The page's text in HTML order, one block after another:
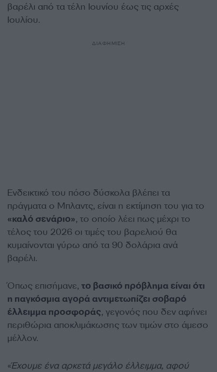
βαρέλι από τα τέλη Ιουνίου έως τις αρχές
Ιουλίου.
ΔΙΑΦΗΜΙΣΗ
Ενδεικτικό του πόσο δύσκολα βλέπει τα
πράγματα ο Μπλαντς, είναι η εκτίμηση του για το
«καλό σενάριο», το οποίο λέει πως μέχρι το
τέλος του 2026 οι τιμές του βαρελιού θα
κυμαίνονται γύρω από τα 90 δολάρια ανά
βαρέλι.
Όπως επισήμανε, το βασικό πρόβλημα είναι ότι
η παγκόσμια αγορά αντιμετωπίζει σοβαρό
έλλειμμα προσφοράς, γεγονός που δεν αφήνει
περιθώρια αποκλιμάκωσης των τιμών στο άμεσο
μέλλον.
«Έχουμε ένα αρκετά μεγάλο έλλειμμα, αφού